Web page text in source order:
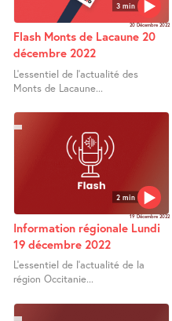
3 min
20 Décembre 2022
Flash Monts de Lacaune 20
décembre 2022
L’essentiel de l’actualité des
Monts de Lacaune...
2 min
19 Décembre 2022
Information régionale Lundi
19 décembre 2022
L’essentiel de l’actualité de la
région Occitanie...